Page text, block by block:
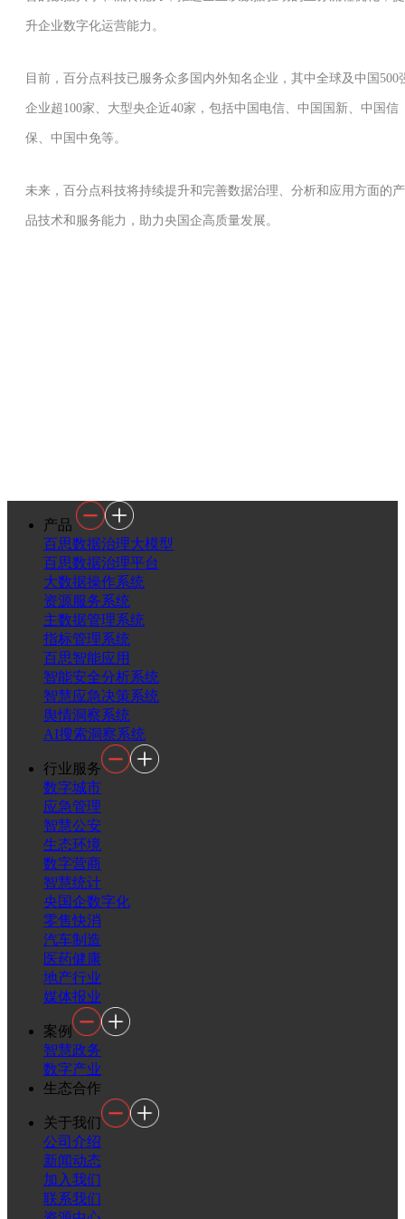
升企业数字化运营能力。
目前，百分点科技已服务众多国内外知名企业，其中全球及中国500
企业超100家、大型央企近40家，包括中国电信、中国国新、中国信
保、中国中免等。
未来，百分点科技将持续提升和完善数据治理、分析和应用方面的产
品技术和服务能力，助力央国企高质量发展。
产品
百思数据治理大模型
百思数据治理平台
大数据操作系统
资源服务系统
主数据管理系统
指标管理系统
百思智能应用
智能安全分析系统
智慧应急决策系统
舆情洞察系统
AI搜索洞察系统
行业服务
数字城市
应急管理
智慧公安
生态环境
数字营商
智慧统计
央国企数字化
零售快消
汽车制造
医药健康
地产行业
媒体报业
案例
智慧政务
数字产业
生态合作
关于我们
公司介绍
新闻动态
加入我们
联系我们